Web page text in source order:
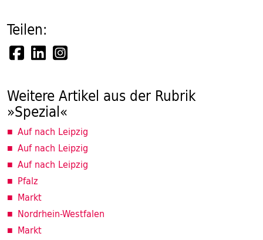
Teilen:
Weitere Artikel aus der Rubrik
»Spezial«
Auf nach Leipzig
Auf nach Leipzig
Auf nach Leipzig
Pfalz
Markt
Nordrhein-Westfalen
Markt